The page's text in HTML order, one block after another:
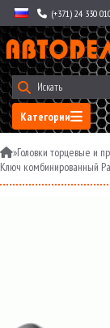
(+371) 24 330
Категории
»Головки торцевые и
Ключ комбинированный